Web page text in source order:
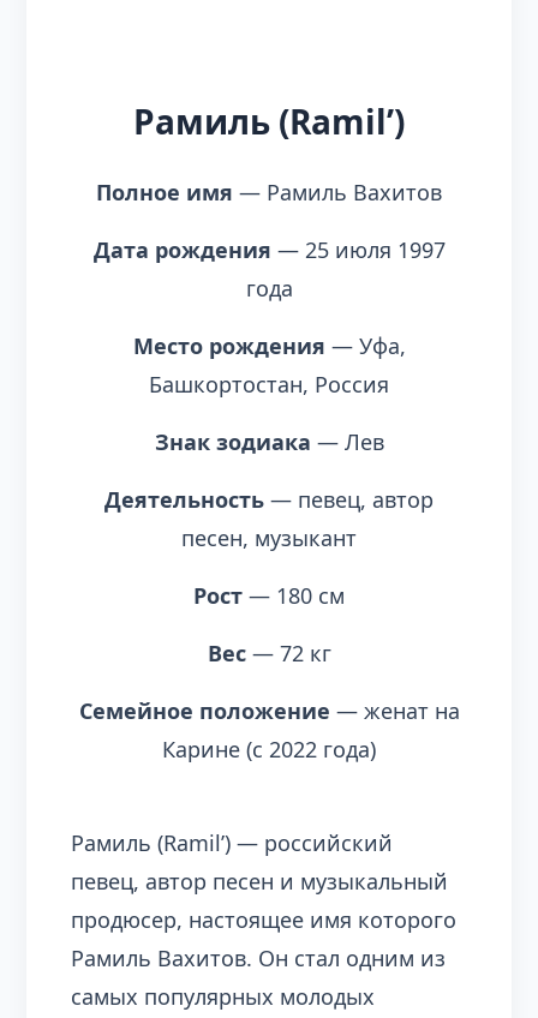
Рамиль (Ramil’)
Полное имя — Рамиль Вахитов
Дата рождения — 25 июля 1997
года
Место рождения — Уфа,
Башкортостан, Россия
Знак зодиака — Лев
Деятельность — певец, автор
песен, музыкант
Рост — 180 см
Вес— 72 кг
Семейное положение — женат на
Карине (с 2022 года)
Рамиль (Ramil’) — российский
певец, автор песен и музыкальный
продюсер, настоящее имя которого
Рамиль Вахитов. Он стал одним из
самых популярных молодых